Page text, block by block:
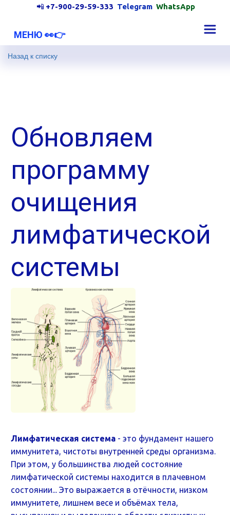
📲 +7-900-29-59-333 Telegram WhatsApp
   МЕНЮ 👀👉
Назад к списку
Обновляем
программу
очищения
лимфатической
системы
Лимфатическая система - это фундамент нашего
иммунитета, чистоты внутренней среды организма.
При этом, у большинства людей состояние
лимфатической системы находится в плачевном
состоянии... Это выражается в отёчности, низком
иммунитете, лишнем весе и объёмах тела,